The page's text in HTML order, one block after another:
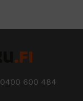
0400 600 484